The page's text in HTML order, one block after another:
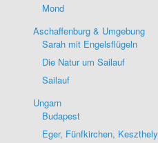
Mond
Aschaffenburg & Umgebung
Sarah mit Engelsflügeln
Die Natur um Sailauf
Sailauf
Ungarn
Budapest
Eger, Fünfkirchen, Keszthely